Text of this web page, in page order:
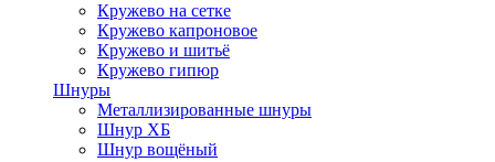
Кружево на сетке
Кружево капроновое
Кружево и шитьё
Кружево гипюр
Шнуры
Металлизированные шнуры
Шнур ХБ
Шнур вощёный